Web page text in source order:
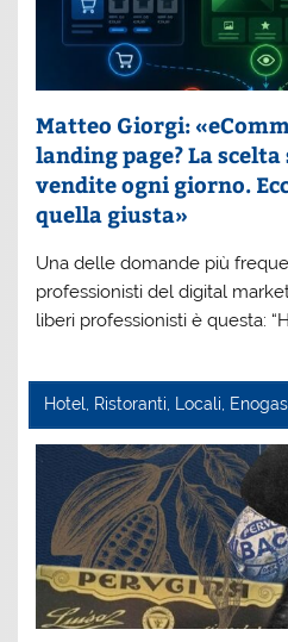
Matteo Giorgi:
landing page? La
vendite ogni giorno.
quella giusta»
Una delle domande più
professionisti del digital
liberi professionisti è questa:
Hotel, Ristoranti, Locali,